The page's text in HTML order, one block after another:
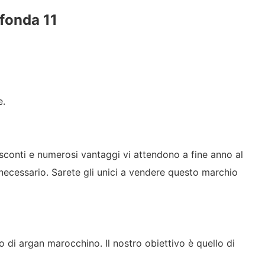
e numerosi vantaggi vi attendono a fine anno al
Sarete gli unici a vendere questo marchio
argan marocchino. Il nostro obiettivo è quello di